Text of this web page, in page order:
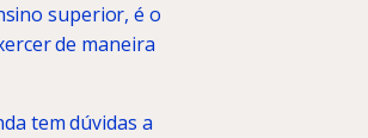
superior, é o
de maneira
tem dúvidas a